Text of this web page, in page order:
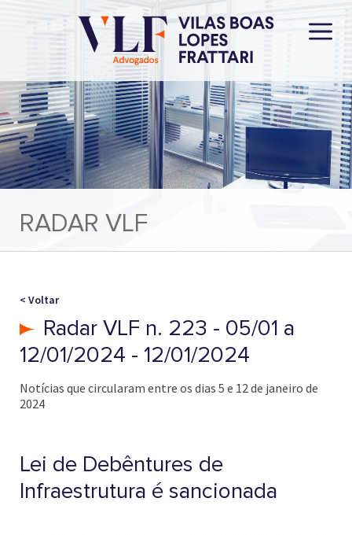
RADAR VLF
< Voltar
Radar VLF n. 223 - 05/01 a
12/01/2024 - 12/01/2024
Notícias que circularam entre os dias 5 e 12 de janeiro de
2024
Lei de Debêntures de
Infraestrutura é sancionada